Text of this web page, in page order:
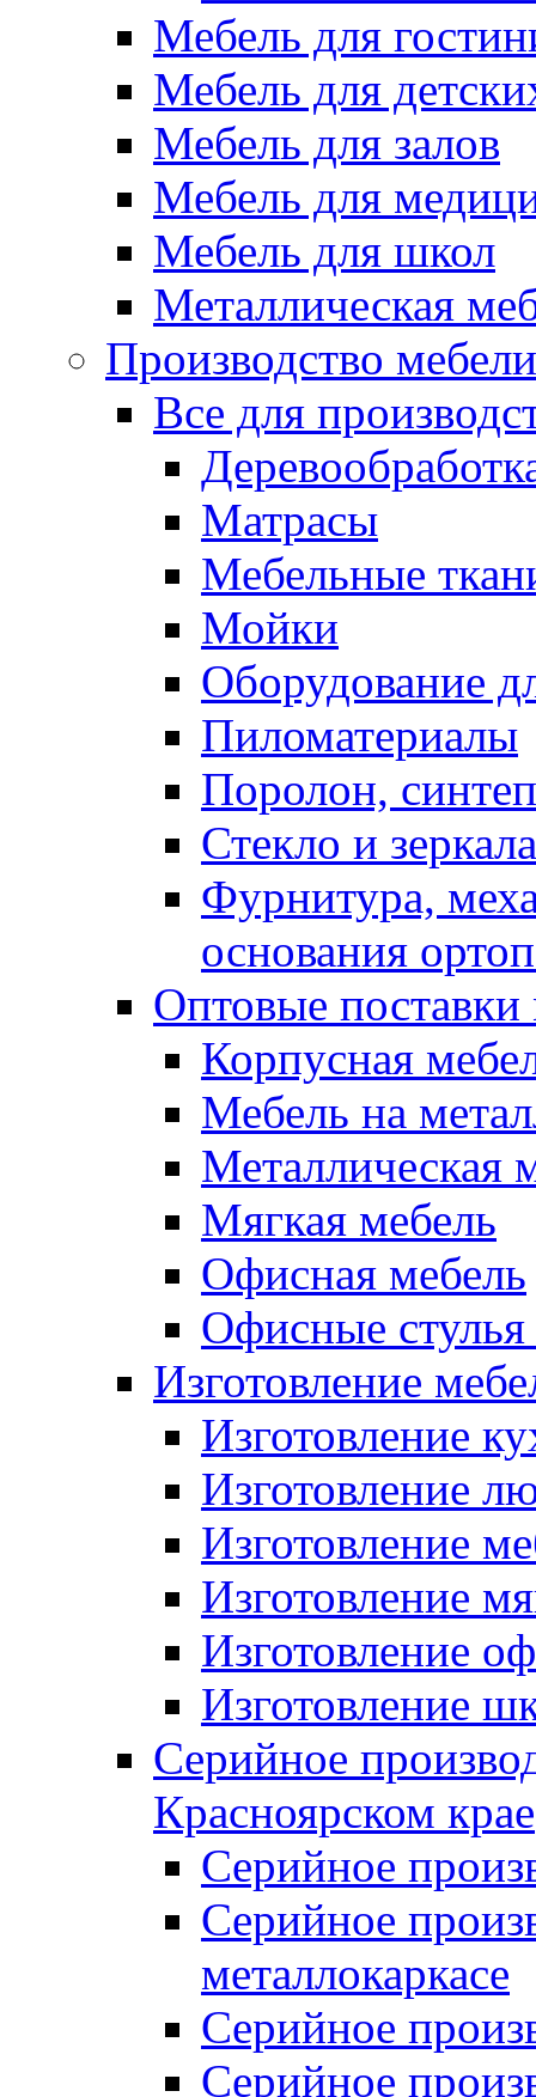
Мебель для
Мебель для
Мебель для залов
Мебель для
Мебель для школ
Металлическая
Производство мебели
Все для
Матрасы
Мебельные
Мойки
Оборудование
Пиломатериалы
Поролон,
Стекло и зеркала
Фурнитура,
основания
Оптовые поставки
Корпусная
Мебель на
Металлическая
Мягкая мебель
Офисная мебель
Офисные стулья
Изготовление
Изготовление
Изготовление
Изготовление
Изготовление
Изготовление
Изготовление
Серийное
Красноярском крае
Серийное
Серийное
металлокаркасе
Серийное
Серийное